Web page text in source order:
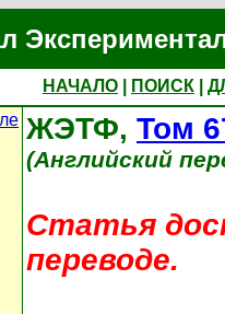
НАЧАЛО ПОИСК
ЖЭТФ, Том
(Английский
Статья
переводе.